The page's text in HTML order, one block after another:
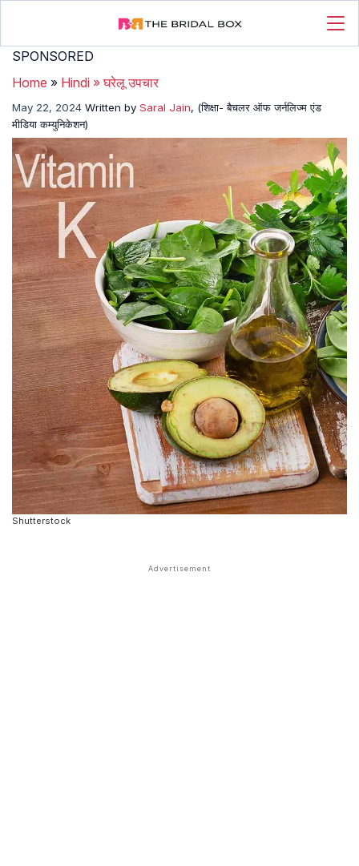
SPONSORED
Home » Hindi »घरेलू उपचार
May 22, 2024 Written by Saral Jain, (शिक्षा- बैचलर ऑफ जर्नलिज्म एंड
मीडिया कम्युनिकेशन)
Shutterstock